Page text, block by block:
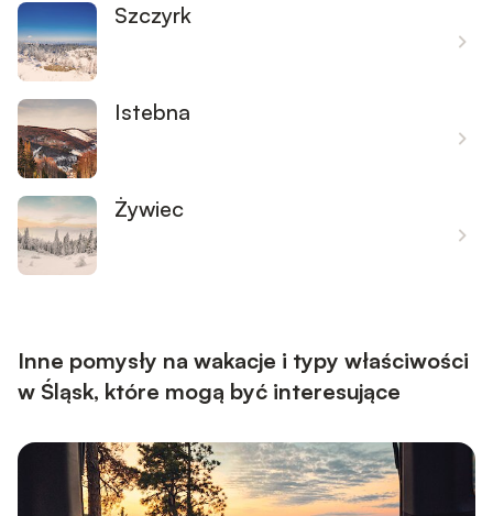
Szczyrk
Istebna
Żywiec
Inne pomysły na wakacje i typy właściwości
w Śląsk, które mogą być interesujące